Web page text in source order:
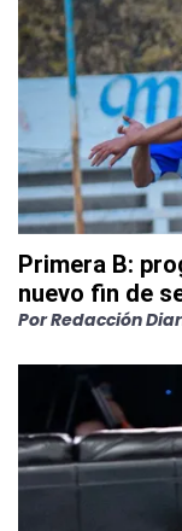
Primera B:
nuevo fin de
PorRedacción